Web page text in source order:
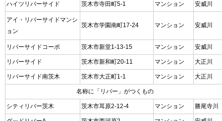
ハイツリバーサイド 茨木市寺田町5-1 マンション 安威川
アイ・リバーサイドマンシ
ョン
茨木市学園南町17-24 マンション 安威川
リバーサイドコーポ 茨木市新堂1-13-15 マンション 安威川
リバーサイド 茨木市新和町20-11 マンション 大正川
リバーサイド南茨木 茨木市大正町1-1 マンション 大正川
名称に「リバー」がつくもの
シティリバー茨木 茨木市耳原2-12-4 マンション 勝尾寺川